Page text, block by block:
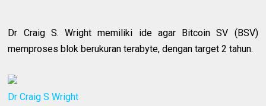
Dr Craig S. Wright memiliki ide agar Bitcoin SV (BSV)
memproses blok berukuran terabyte, dengan target 2 tahun.
Dr Craig S Wright